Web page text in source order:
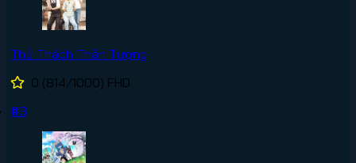
Thử Thách Thần Tượng
0 (814/1000) FHD
#3